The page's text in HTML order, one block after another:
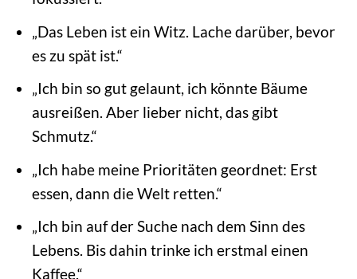
„Das Leben ist ein Witz. Lache darüber, bevor
es zu spät ist.“
„Ich bin so gut gelaunt, ich könnte Bäume
ausreißen. Aber lieber nicht, das gibt
Schmutz.“
„Ich habe meine Prioritäten geordnet: Erst
essen, dann die Welt retten.“
„Ich bin auf der Suche nach dem Sinn des
Lebens. Bis dahin trinke ich erstmal einen
Kaffee.“